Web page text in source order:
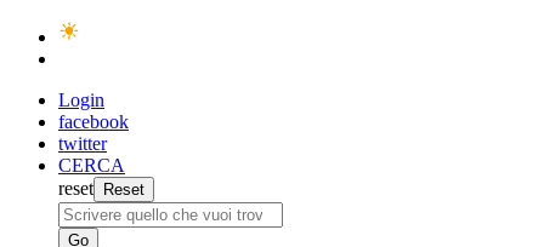
Login
facebook
twitter
CERCA
reset